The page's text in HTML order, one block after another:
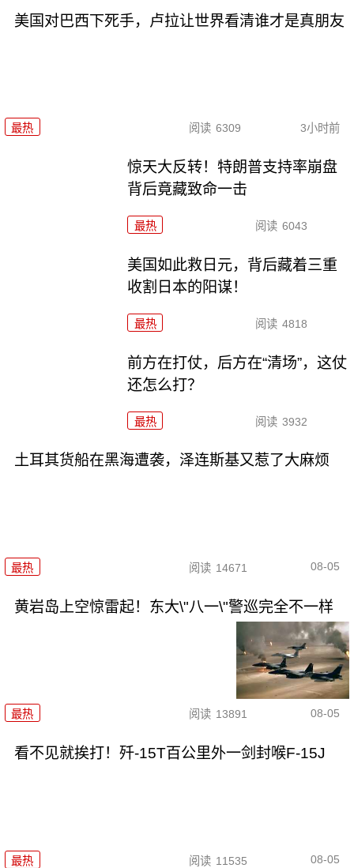
美国对巴西下死手，卢拉让世界看清谁才是真朋友
最热 阅读 6309 3小时前
惊天大反转！特朗普支持率崩盘
背后竟藏致命一击
最热 阅读 6043
美国如此救日元，背后藏着三重
收割日本的阳谋！
最热 阅读 4818
前方在打仗，后方在“清场”，这仗
还怎么打？
最热 阅读 3932
土耳其货船在黑海遭袭，泽连斯基又惹了大麻烦
最热 阅读 14671 08-05
黄岩岛上空惊雷起！东大\"八一\"警巡完全不一样
最热 阅读 13891 08-05
看不见就挨打！歼-15T百公里外一剑封喉F-15J
最热 阅读 11535 08-05